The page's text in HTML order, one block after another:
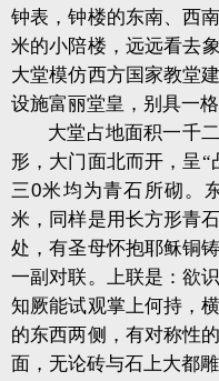
钟表，钟楼的东南、西
米的小陪楼，远远看去
大堂模仿西方国家教堂
设施富丽堂皇，别具一格
大堂占地面积一千
形，大门面北而开，呈
三0米均为青石所砌。
米，同样是用长方形青
处，有圣母怀抱耶稣铜
一副对联。上联是：欲
知厥能试观掌上何持，
的东西两侧，有对称性
面，无论砖与石上大都雕